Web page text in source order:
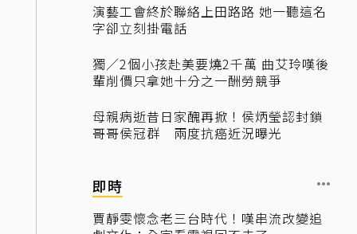
演藝工會終於聯絡上田路路 她一聽這名
字卻立刻掛電話
獨／2個小孩赴美要燒2千萬 曲艾玲嘆後
輩削價只拿她十分之一酬勞競爭
母親病逝昔日家醜再掀！侯炳瑩認封鎖
哥哥侯冠群 兩度抗癌近況曝光
即時
賈靜雯懷念老三台時代！嘆串流改變追